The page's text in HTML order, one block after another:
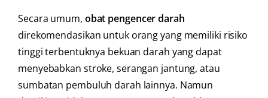
Secara umum, obat pengencer darah
direkomendasikan untuk orang yang memiliki risiko
tinggi terbentuknya bekuan darah yang dapat
menyebabkan stroke, serangan jantung, atau
sumbatan pembuluh darah lainnya. Namun